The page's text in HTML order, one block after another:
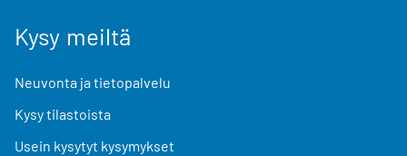
Kysy meiltä
Neuvonta ja tietopalvelu
Kysy tilastoista
Usein kysytyt kysymykset